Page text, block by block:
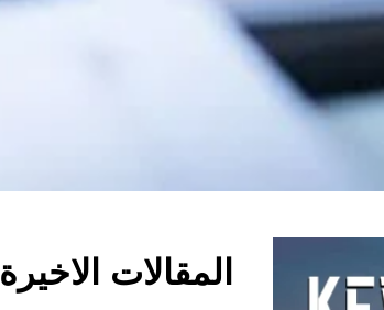
المقالات الاخيرة